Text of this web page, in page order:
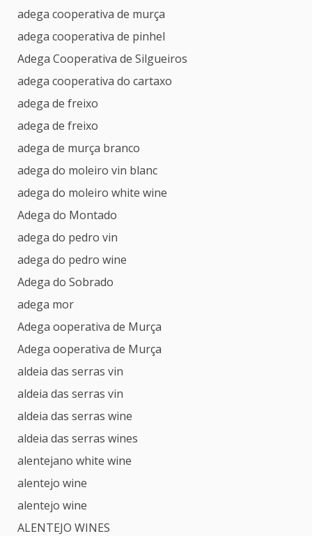
adega cooperativa de murça
adega cooperativa de pinhel
Adega Cooperativa de Silgueiros
adega cooperativa do cartaxo
adega de freixo
adega de freixo
adega de murça branco
adega do moleiro vin blanc
adega do moleiro white wine
Adega do Montado
adega do pedro vin
adega do pedro wine
Adega do Sobrado
adega mor
Adega ooperativa de Murça
Adega ooperativa de Murça
aldeia das serras vin
aldeia das serras vin
aldeia das serras wine
aldeia das serras wines
alentejano white wine
alentejo wine
alentejo wine
ALENTEJO WINES